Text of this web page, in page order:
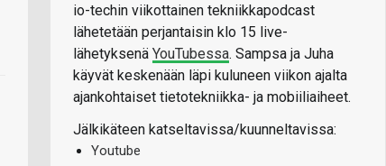
io-techin viikottainen tekniikkapodcast
lähetetään perjantaisin klo 15 live-
lähetyksenä YouTubessa. Sampsa ja Juha
käyvät keskenään läpi kuluneen viikon ajalta
ajankohtaiset tietotekniikka- ja mobiiliaiheet.
Jälkikäteen katseltavissa/kuunneltavissa:
Youtube